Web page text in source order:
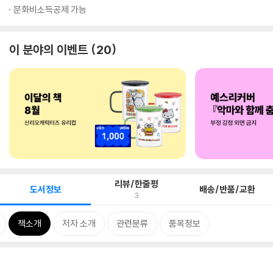
문화비소득공제 가능
이 분야의 이벤트 20
도서정보 리뷰/한줄평
3 배송/반품/교환
책소개 저자 소개 관련분류 품목정보